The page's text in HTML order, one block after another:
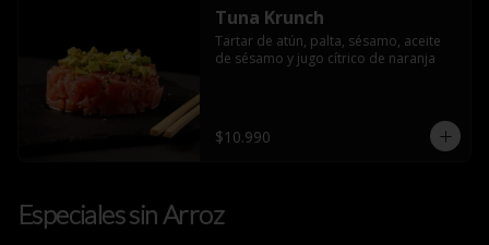
Tuna Krunch
Tartar de atún, palta, sésamo, aceite
de sésamo y jugo cítrico de naranja
$10.990
Especiales sin Arroz